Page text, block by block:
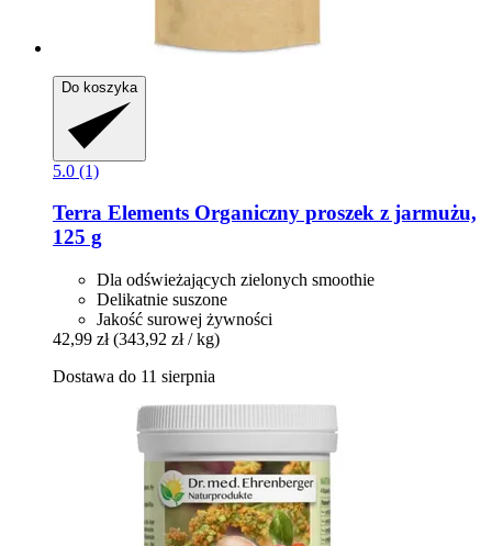
Do koszyka
5.0 (1)
Terra Elements Organiczny proszek z jarmużu,
125 g
Dla odświeżających zielonych smoothie
Delikatnie suszone
Jakość surowej żywności
42,99 zł (343,92 zł / kg)
Dostawa do 11 sierpnia